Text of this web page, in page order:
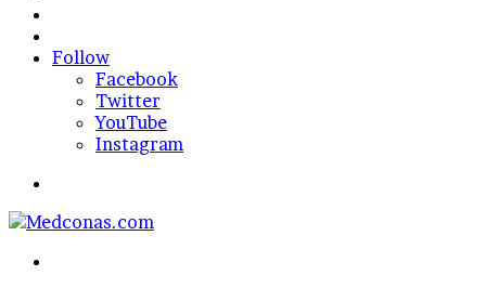
In
Follow
Facebook
Twitter
YouTube
Instagram